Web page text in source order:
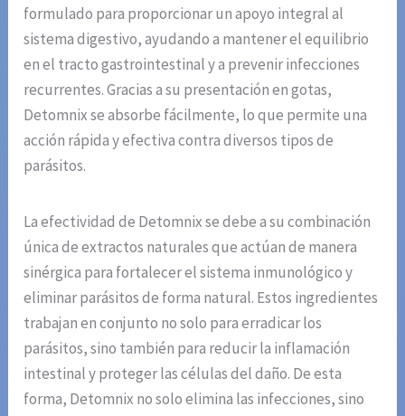
formulado para proporcionar un apoyo integral al
sistema digestivo, ayudando a mantener el equilibrio
en el tracto gastrointestinal y a prevenir infecciones
recurrentes. Gracias a su presentación en gotas,
Detomnix se absorbe fácilmente, lo que permite una
acción rápida y efectiva contra diversos tipos de
parásitos.
La efectividad de Detomnix se debe a su combinación
única de extractos naturales que actúan de manera
sinérgica para fortalecer el sistema inmunológico y
eliminar parásitos de forma natural. Estos ingredientes
trabajan en conjunto no solo para erradicar los
parásitos, sino también para reducir la inflamación
intestinal y proteger las células del daño. De esta
forma, Detomnix no solo elimina las infecciones, sino